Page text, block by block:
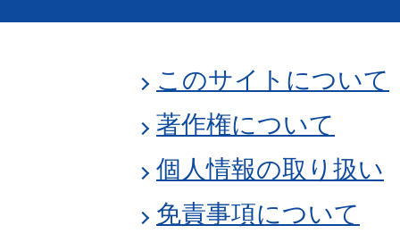
このサイトについて
著作権について
個人情報の取り扱い
免責事項について